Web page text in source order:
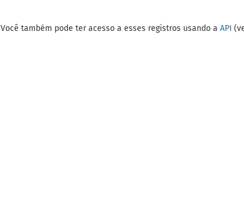
Você também pode ter acesso a esses registros usando a API